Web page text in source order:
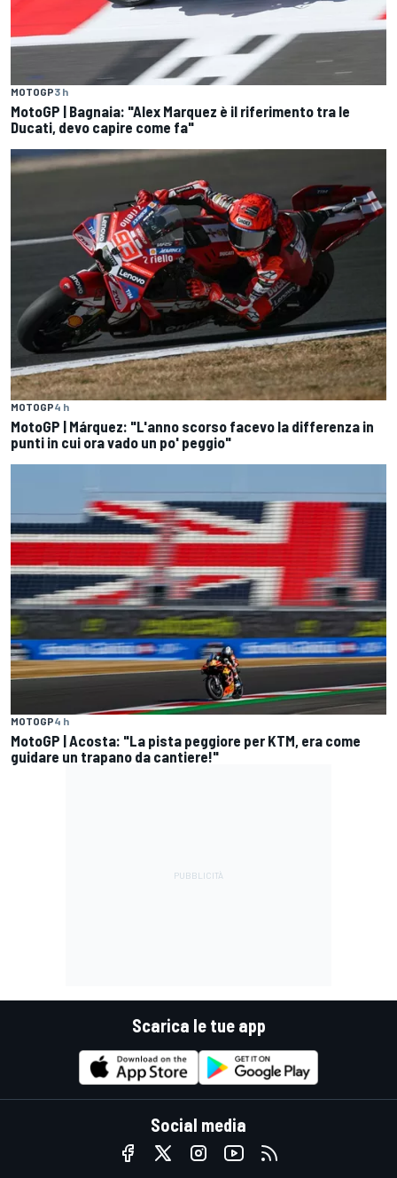
MOTOGP3 h
MotoGP | Bagnaia: "Alex Marquez è il riferimento tra le
Ducati, devo capire come fa"
MOTOGP4 h
MotoGP | Márquez: "L'anno scorso facevo la differenza in
punti in cui ora vado un po' peggio"
MOTOGP4 h
MotoGP | Acosta: "La pista peggiore per KTM, era come
guidare un trapano da cantiere!"
Scarica le tue app
Social media